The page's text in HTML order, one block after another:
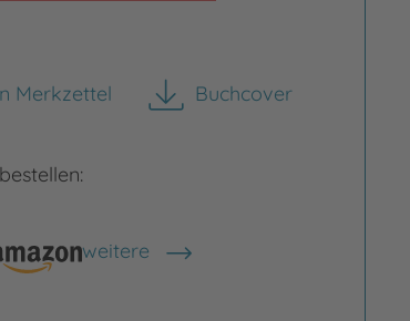
Merkzettel Buchcover
herunterladen
weitere
Shops anzeigen